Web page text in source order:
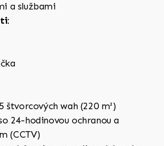
a službami
štvorcových wah (220 m²)
24-hodinovou ochranou a
(CCTV)